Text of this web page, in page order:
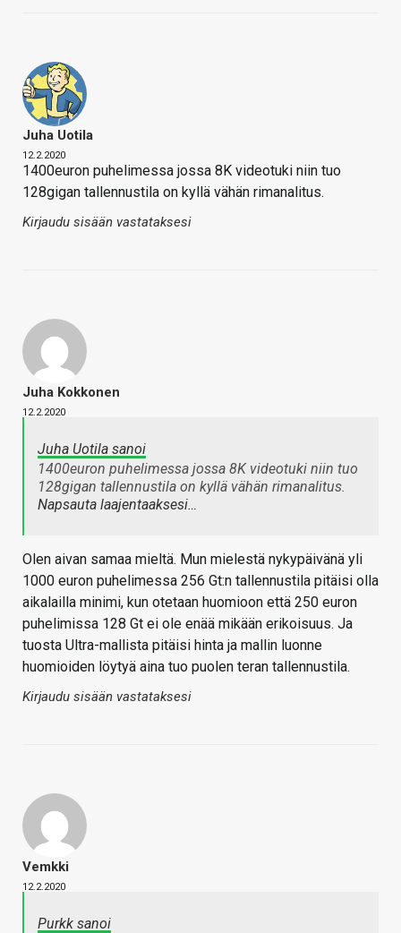
Juha Uotila
12.2.2020
1400euron puhelimessa jossa 8K videotuki niin tuo
128gigan tallennustila on kyllä vähän rimanalitus.
Kirjaudu sisään vastataksesi
Juha Kokkonen
12.2.2020
Juha Uotila sanoi
1400euron puhelimessa jossa 8K videotuki niin tuo
128gigan tallennustila on kyllä vähän rimanalitus.
Napsauta laajentaaksesi…
Olen aivan samaa mieltä. Mun mielestä nykypäivänä yli
1000 euron puhelimessa 256 Gt:n tallennustila pitäisi olla
aikalailla minimi, kun otetaan huomioon että 250 euron
puhelimissa 128 Gt ei ole enää mikään erikoisuus. Ja
tuosta Ultra-mallista pitäisi hinta ja mallin luonne
huomioiden löytyä aina tuo puolen teran tallennustila.
Kirjaudu sisään vastataksesi
Vemkki
12.2.2020
Purkk sanoi